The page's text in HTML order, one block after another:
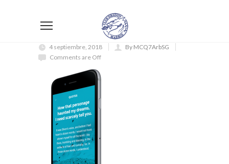
4 septiembre, 2018
By MCQ7ArbSG
Comments are Off